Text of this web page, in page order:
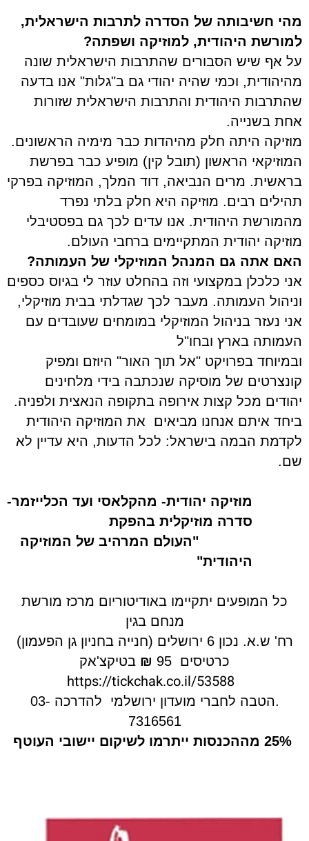
מהי חשיבותה של הסדרה לתרבות הישראלית,
למורשת היהודית, למוזיקה ושפתה?
על אף שיש הסבורים שהתרבות הישראלית שונה
מהיהודית, וכמי שהיה יהודי גם ב"גלות" אנו בדעה
שהתרבות היהודית והתרבות הישראלית שזורות
אחת בשנייה.
מוזיקה היתה חלק מהיהדות כבר מימיה הראשונים.
המוזיקאי הראשון (תובל קין) מופיע כבר בפרשת
בראשית. מרים הנביאה, דוד המלך, המוזיקה בפרקי
תהילים רבים. מוזיקה היא חלק בלתי נפרד
מהמורשת היהודית. אנו עדים לכך גם בפסטיבלי
מוזיקה יהודית המתקיימים ברחבי העולם.
האם אתה גם המנהל המוזיקלי של העמותה?
אני כלכלן במקצועי וזה בהחלט עוזר לי בגיוס כספים
וניהול העמותה. מעבר לכך שגדלתי בבית מוזיקלי,
אני נעזר בניהול המוזיקלי במומחים שעובדים עם
העמותה בארץ ובחו"ל
ובמיוחד בפרויקט "אל תוך האור" היוזם ומפיק
קונצרטים של מוסיקה שנכתבה בידי מלחינים
יהודים מכל קצות אירופה בתקופה הנאצית ולפניה.
ביחד איתם אנחנו מביאים
את המוזיקה היהודית
לקדמת הבמה בישראל: לכל הדעות, היא עדיין לא
שם.
מוזיקה יהודית- מהקלאסי ועד הכלייזמר-
סדרה מוזיקלית בהפקת
"העולם המרהיב של המוזיקה
היהודית"
כל המופעים יתקיימו באודיטוריום מרכז מורשת
מנחם בגין
רח' ש.א. נכון 6 ירושלים (חנייה בחניון גן הפעמון)
כרטיסים 95
₪ בטיקצ'אק
https://tickchak.co.il/53588
.הטבה לחברי מועדון ירושלמי להדרכה 03-
7316561